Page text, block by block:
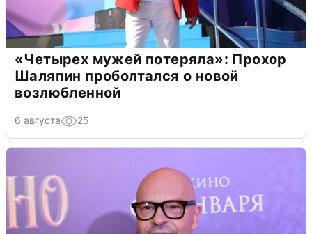
«Четырех мужей потеряла»: Прохор
Шаляпин проболтался о новой
возлюбленной
6 августа 25